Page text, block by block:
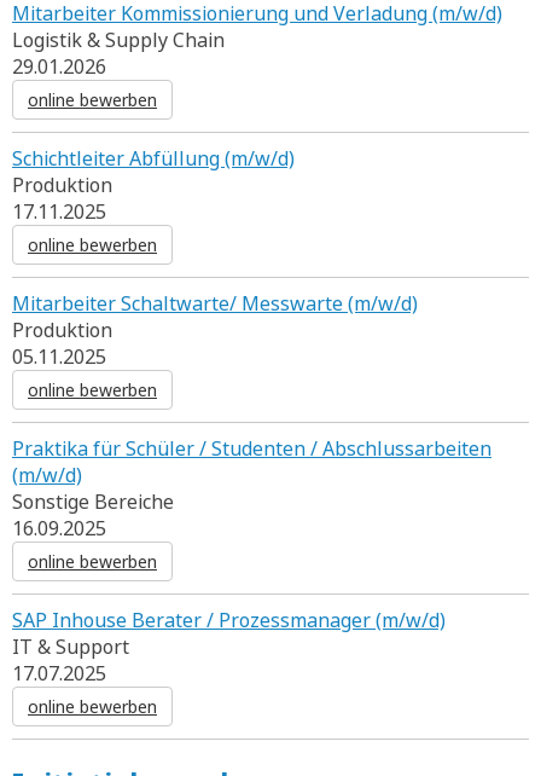
Mitarbeiter Kommissionierung und Verladung (m/w/d)
Logistik & Supply Chain
29.01.2026
online bewerben
Schichtleiter Abfüllung (m/w/d)
Produktion
17.11.2025
online bewerben
Mitarbeiter Schaltwarte/ Messwarte (m/w/d)
Produktion
05.11.2025
online bewerben
Praktika für Schüler / Studenten / Abschlussarbeiten
(m/w/d)
Sonstige Bereiche
16.09.2025
online bewerben
SAP Inhouse Berater / Prozessmanager (m/w/d)
IT & Support
17.07.2025
online bewerben